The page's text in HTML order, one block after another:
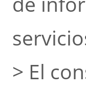
> El